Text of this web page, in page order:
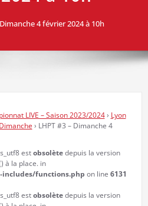
4 février 2024 à 10h
LIVE – Saison 2023/2024 › Lyon
› LHPT #3 – Dimanche 4
estobsolètedepuis la version
à la place. in
functions.php on line 6131
estobsolètedepuis la version